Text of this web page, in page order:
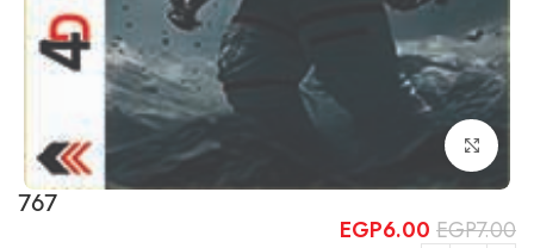
Click to enlarge
767
EGP7.00
EGP6.00